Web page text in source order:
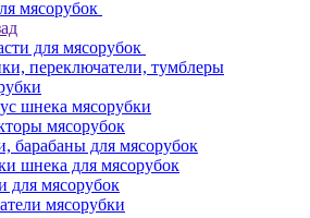
мясорубок
для мясорубок
переключатели, тумблеры
шнека мясорубки
мясорубок
барабаны для мясорубок
шнека для мясорубок
для мясорубок
мясорубки